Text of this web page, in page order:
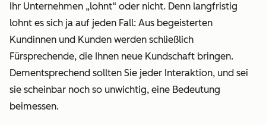
Ihr Unternehmen „lohnt“ oder nicht. Denn langfristig
lohnt es sich ja auf jeden Fall: Aus begeisterten
Kundinnen und Kunden werden schließlich
Fürsprechende, die Ihnen neue Kundschaft bringen.
Dementsprechend sollten Sie jeder Interaktion, und sei
sie scheinbar noch so unwichtig, eine Bedeutung
beimessen.